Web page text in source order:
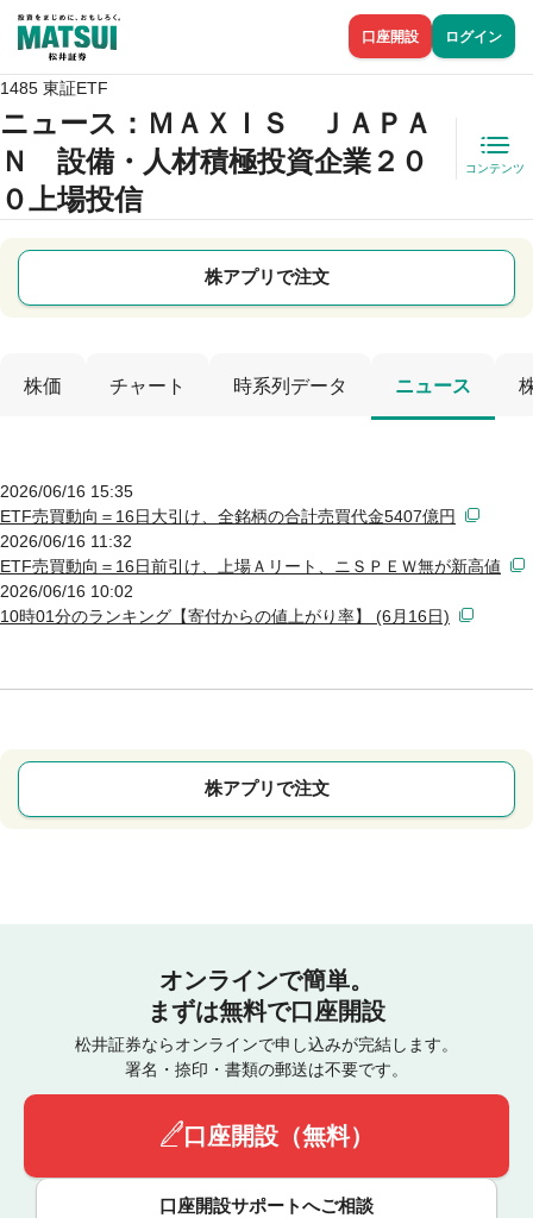
口座開設 ログイン
1485 東証ETF
ニュース ：ＭＡＸＩＳ ＪＡＰＡ
Ｎ 設備・人材積極投資企業２０
０上場投信
コンテンツ
株アプリで注文
株価 チャート 時系列データ ニュース
2026/06/16 15:35
ETF売買動向＝16日大引け、全銘柄の合計売買代金5407億円
2026/06/16 11:32
ETF売買動向＝16日前引け、上場Ａリート、ニＳＰＥＷ無が新高値
2026/06/16 10:02
10時01分のランキング【寄付からの値上がり率】 (6月16日)
株アプリで注文
オンラインで簡単。
まずは無料で口座開設
松井証券ならオンラインで申し込みが完結します。
署名・捺印・書類の郵送は不要です。
口座開設（無料）
口座開設サポートへご相談